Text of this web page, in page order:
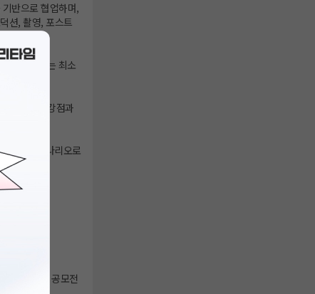
반으로 협업하며,
션, 촬영, 포스트
시나리오는 최소
나리오의 강점과
제작용 시나리오로
영화제와 공모전